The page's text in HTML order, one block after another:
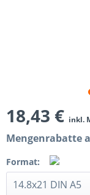
18,43 € inkl.
Mengenrabatte
Format: